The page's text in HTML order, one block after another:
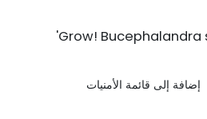
إضافة إلى قائمة الأمنيات